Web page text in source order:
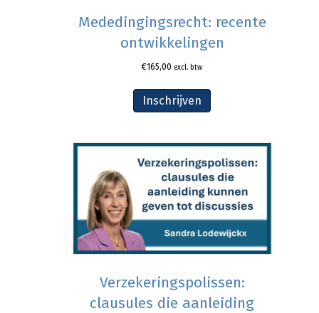
Mededingingsrecht: recente
ontwikkelingen
€165,00 excl. btw
Inschrijven
Verzekeringspolissen:
clausules die aanleiding